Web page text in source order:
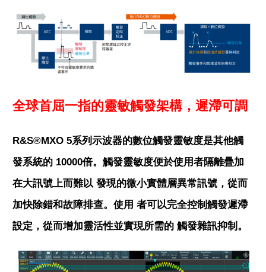
全球首屈一指的靈敏觸發架構，遲滯可調
R&S®MXO 5系列示波器的數位觸發靈敏度是其他觸
發系統的 10000倍。觸發靈敏度便於使用者隔離疊加
在大訊號上而難以 發現的微小實體層異常訊號，從而
加快除錯和故障排查。使用 者可以完全控制觸發遲滯
設定，從而增加靈活性並實現所需的 觸發雜訊抑制。